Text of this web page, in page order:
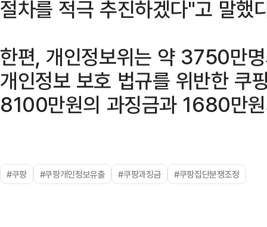
절차를 적극 추진하겠다"고 말했
한편, 개인정보위는 약 3750만
개인정보 보호 법규를 위반한
8100만원의 과징금과 1680만
#쿠팡 #쿠팡개인정보유출 #쿠팡과징금 #쿠팡집단분쟁조정